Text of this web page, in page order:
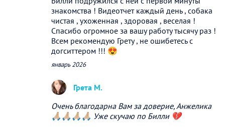
знакомства ! Видеотчет каждый день , собака
чистая , ухоженная , здоровая , веселая !
Спасибо огромное за вашу работу тысячу раз !
Всем рекомендую Грету , не ошибетесь с
догситтером !!! 😍
январь 2026
Грета М.
Очень благодарна Вам за доверие, Анжелика
🙏🏼🙏🏼🙏🏼🙏🏼 Уже скучаю по Билли 💔